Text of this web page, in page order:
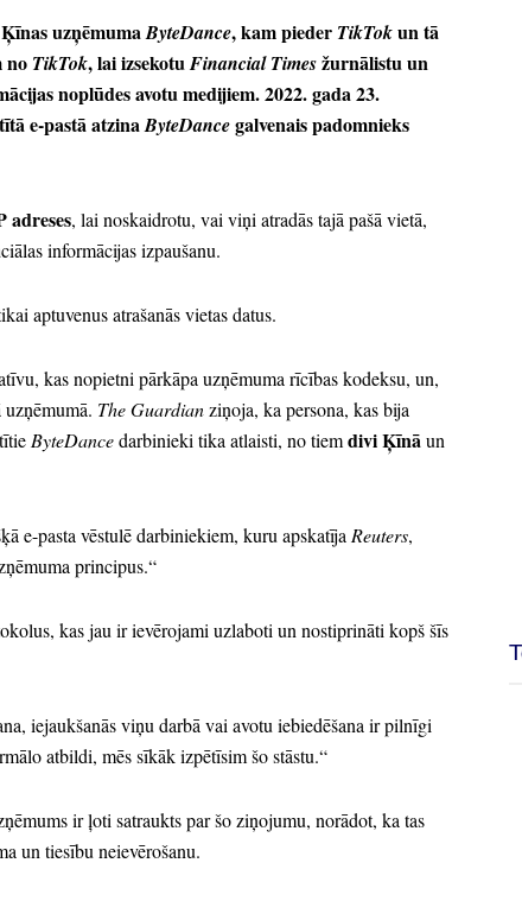
Ķīnas uzņēmumaByteDance, kam pieder TikTokun tā
no TikTok, lai izsekotuFinancial Timesžurnālistu un
noplūdes avotu medijiem.2022.gada 23.
e-pastā atzinaByteDancegalvenais padomnieks
adreses, lai noskaidrotu, vai viņi atradās tajā pašā vietā,
informācijas izpaušanu.
aptuvenus atrašanās vietas datus.
kas nopietni pārkāpa uzņēmuma rīcības kodeksu, un,
The Guardianziņoja, ka persona, kas bija
ByteDancedarbinieki tika atlaisti, no tiemdivi Ķīnāun
e-pasta vēstulē darbiniekiem, kuru apskatījaReuters,
principus.“
kas jau ir ievērojami uzlaboti un nostiprināti kopš šīs
iejaukšanās viņu darbā vai avotu iebiedēšana ir pilnīgi
atbildi, mēs sīkāk izpētīsim šo stāstu.“
ir ļoti satraukts par šo ziņojumu, norādot, ka tas
un tiesību neievērošanu.